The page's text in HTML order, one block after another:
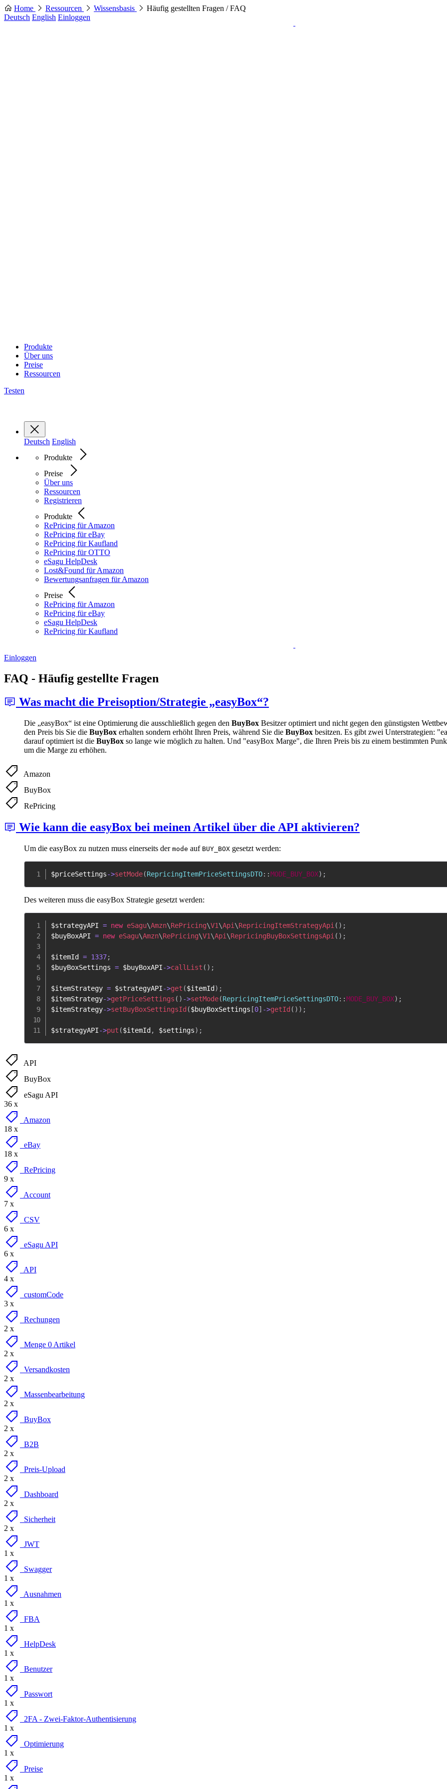
Home Ressourcen Wissensbasis
Häufig gestellten Fragen / FAQ
Deutsch English Einloggen
Produkte
Über uns
Preise
Ressourcen
Testen
Deutsch English
Produkte
Preise
Über uns
Ressourcen
Registrieren
Produkte
RePricing für Amazon
RePricing für eBay
RePricing für Kaufland
RePricing für OTTO
eSagu HelpDesk
Lost&Found für Amazon
Bewertungsanfragen für Amazon
Preise
RePricing für Amazon
RePricing für eBay
eSagu HelpDesk
RePricing für Kaufland
Einloggen
FAQ - Häufig gestellte Fragen
Was macht die Preisoption/Strategie „easyBox“?
Die „easyBox“ ist eine Optimierung die ausschließlich gegen den BuyBox Besitzer optimiert und nicht gegen den günstigsten
den Preis bis Sie die BuyBox erhalten sondern erhöht Ihren Preis, während Sie die BuyBox besitzen. Es gibt zwei Unterstrategien:
darauf optimiert ist die BuyBox so lange wie möglich zu halten. Und "easyBox Marge", die Ihren Preis bis zu einem bestimmten
um die Marge zu erhöhen.
Amazon
BuyBox
RePricing
Wie kann die easyBox bei meinen Artikel über die API aktivieren?
Um die easyBox zu nutzen muss einerseits der mode auf BUY_BOX gesetzt werden:
$priceSettings->setMode(RepricingItemPriceSettingsDTO::MODE_BUY_BOX) ;
Des weiteren muss die easyBox Strategie gesetzt werden:
$strategyAPI = new eSagu\Amzn\RePricing\V1\Api \RepricingItemStrategyApi ( ) ;
$buyBoxAPI = new eSagu\Amzn\RePricing\V1\Api \RepricingBuyBoxSettingsApi ( ) ;
$itemId = 1337;
$buyBoxSettings = $buyBoxAPI->callList ( ) ;
$itemStrategy = $strategyAPI->get ($itemId ) ;
$itemStrategy->getPriceSettings ( ) ->setMode(RepricingItemPriceSettingsDTO::MODE_BUY_BOX) ;
$itemStrategy->setBuyBoxSettingsId ($buyBoxSettings [0] ->getId ( ) ) ;
$strategyAPI->put ($itemId , $settings) ;
API
BuyBox
eSagu API
36 x
Amazon
18 x
eBay
18 x
RePricing
9 x
Account
7 x
CSV
6 x
eSagu API
6 x
API
4 x
customCode
3 x
Rechungen
2 x
Menge 0 Artikel
2 x
Versandkosten
2 x
Massenbearbeitung
2 x
BuyBox
2 x
B2B
2 x
Preis-Upload
2 x
Dashboard
2 x
Sicherheit
2 x
JWT
1 x
Swagger
1 x
Ausnahmen
1 x
FBA
1 x
HelpDesk
1 x
Benutzer
1 x
Passwort
1 x
2FA - Zwei-Faktor-Authentisierung
1 x
Optimierung
1 x
Preise
1 x